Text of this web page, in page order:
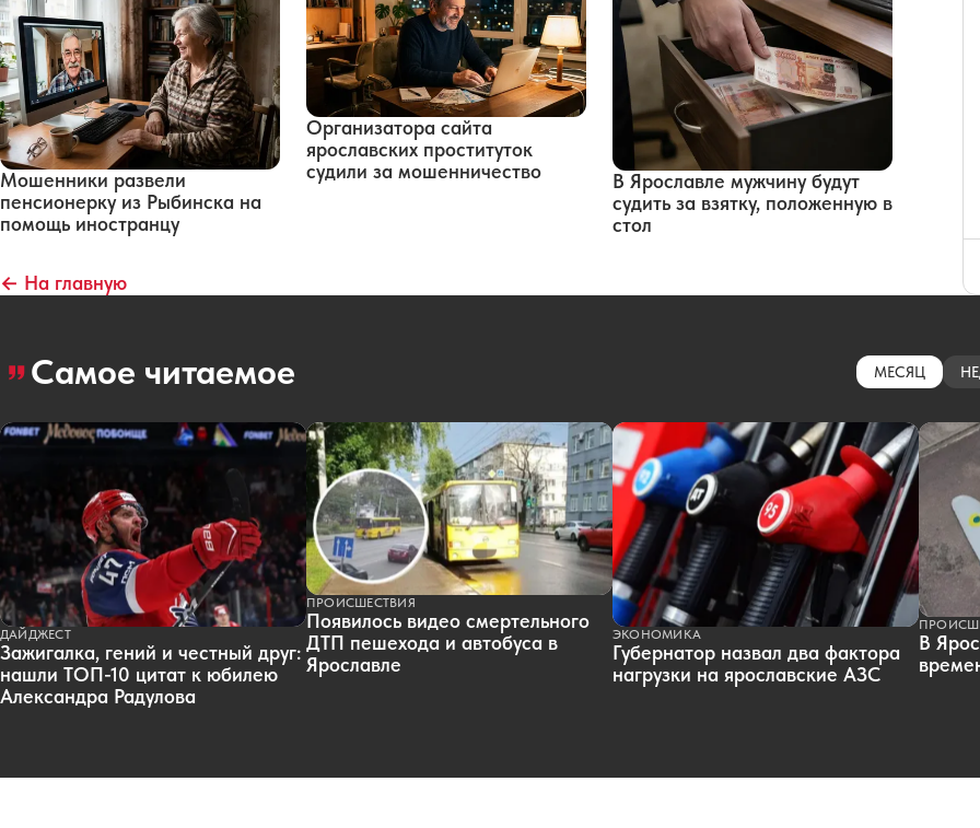
Мошенники развели
пенсионерку из Рыбинска на
помощь иностранцу
Организатора сайта
ярославских проституток
судили за мошенничество
В Ярославле мужчину будут
судить за взятку, положенную в
стол
← На главную
Самое читаемое МЕСЯЦ
ДАЙДЖЕСТ
Зажигалка, гений и честный друг:
нашли ТОП-10 цитат к юбилею
Александра Радулова
ПРОИСШЕСТВИЯ
Появилось видео смертельного
ДТП пешехода и автобуса в
Ярославле
ЭКОНОМИКА
Губернатор назвал два фактора
нагрузки на ярославские АЗС
В